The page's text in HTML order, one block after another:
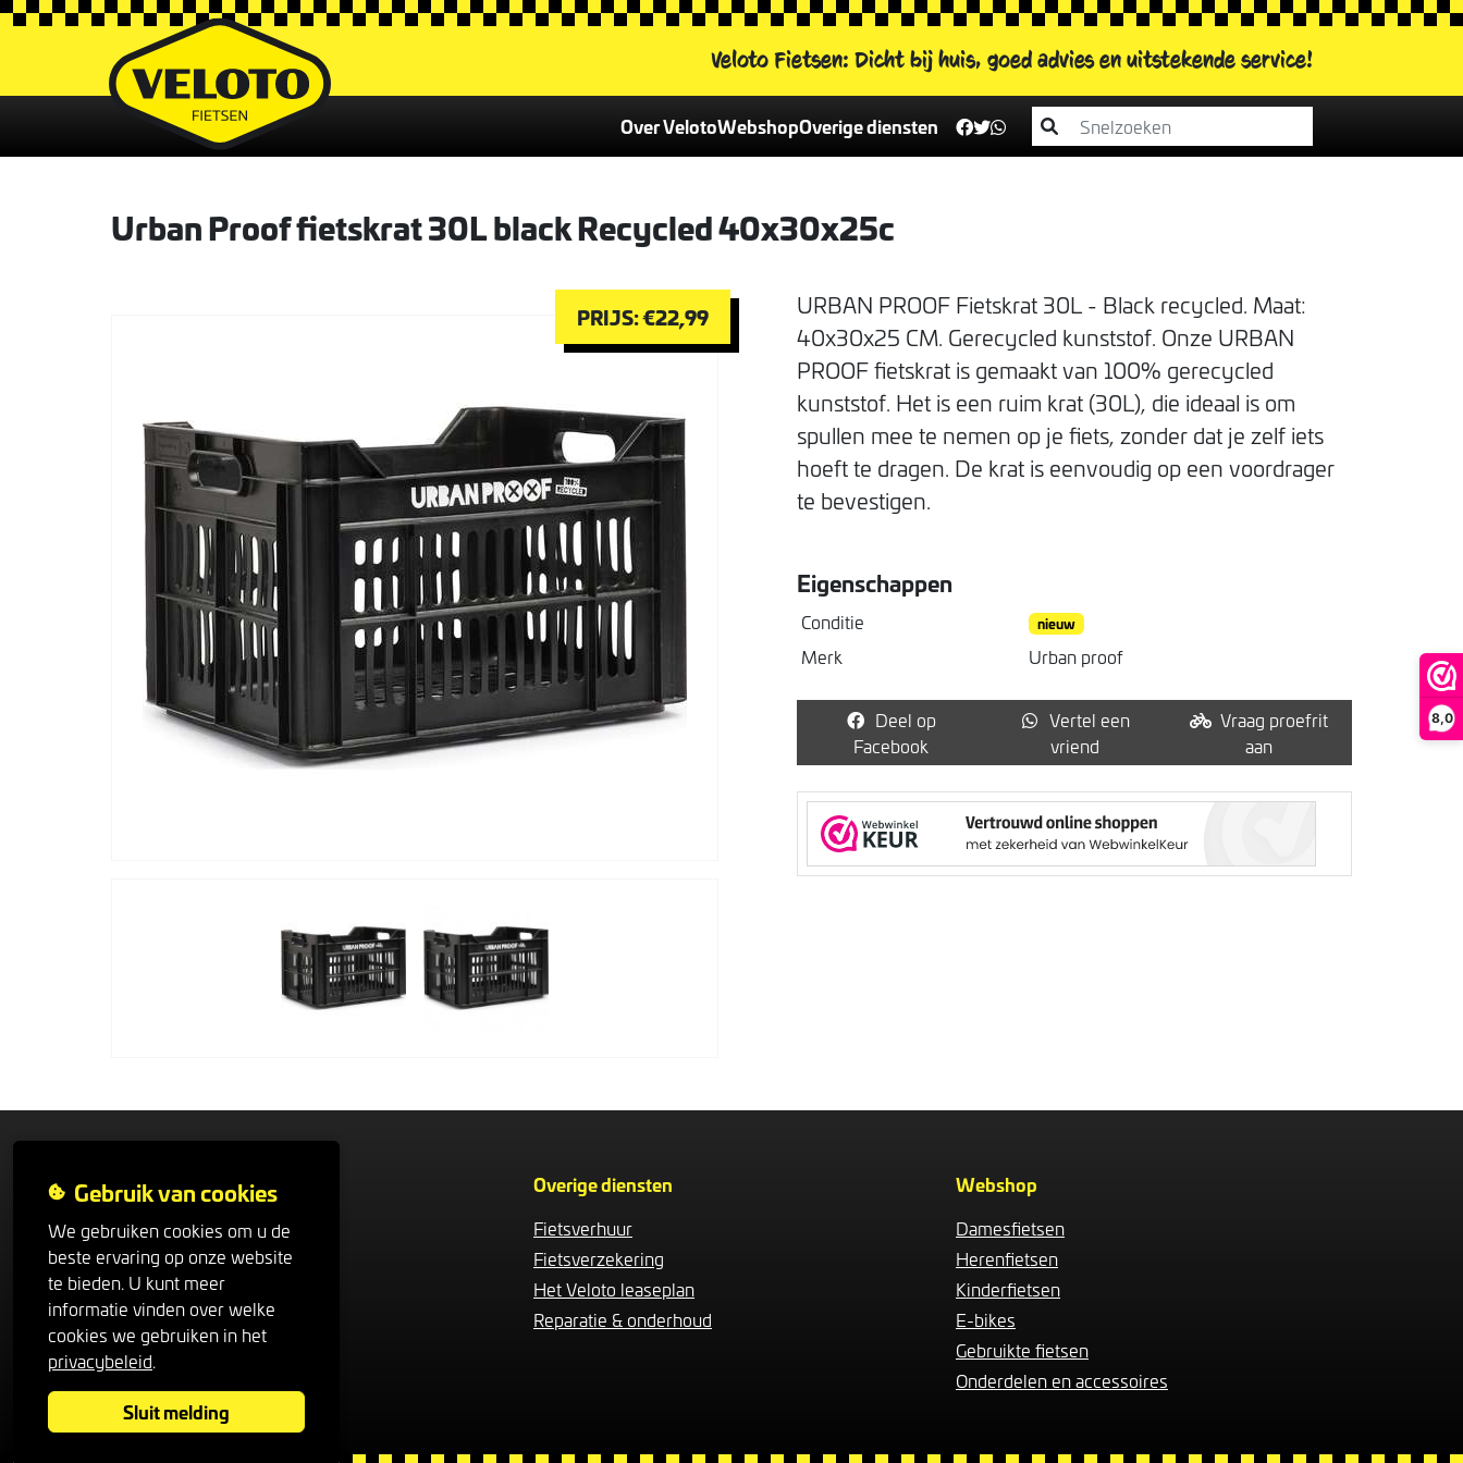
8,0
Veloto Fietsen: Dicht bij huis, goed adviesen uitstekende service!
Over Veloto
Contactformulier
Het Veloto team
Webshop
Alle fietsen
Herenfietsen
Onderdelen en accessoires
Fiets van de week
Overige diensten
Fietsverhuur
Reparatie & onderhoud
Urban Proof fietskrat 30L black Recycled 40x30x25c
PRIJS: €22,99
URBAN PROOF Fietskrat 30L - Black recycled. Maat:
40x30x25 CM. Gerecycled kunststof. Onze URBAN
PROOF fietskrat is gemaakt van 100% gerecycled
kunststof. Het is een ruim krat (30L), die ideaal is om
spullen mee te nemen op je fiets, zonder dat je zelf iets
hoeft te dragen. De krat is eenvoudig op een voordrager
te bevestigen.
Eigenschappen
Conditie nieuw
Merk Urban proof
Deel op
Facebook
Vertel een
vriend
Vraag proefrit
aan
Veloto
Contactformulier
Het Veloto team
Nieuws
Algemene voorwaarden
Privacybeleid
Klachtenregeling
Overige diensten
Fietsverhuur
Fietsverzekering
Het Veloto leaseplan
Reparatie & onderhoud
Webshop
Damesfietsen
Herenfietsen
Kinderfietsen
E-bikes
Gebruikte fietsen
Onderdelen en accessoires
Gebruik van cookies
We gebruiken cookies om u de
beste ervaring op onze website
te bieden. U kunt meer
informatie vinden over welke
cookies we gebruiken in het
privacybeleid.
Sluit melding